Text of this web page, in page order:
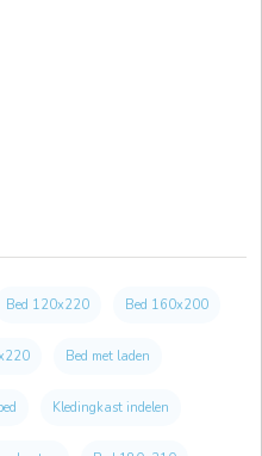
Bed 120x220 Bed 160x200
Bed met laden
Kledingkast indelen